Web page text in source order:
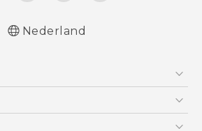
- Gebruikershandleiding
voorschriften
Nederland